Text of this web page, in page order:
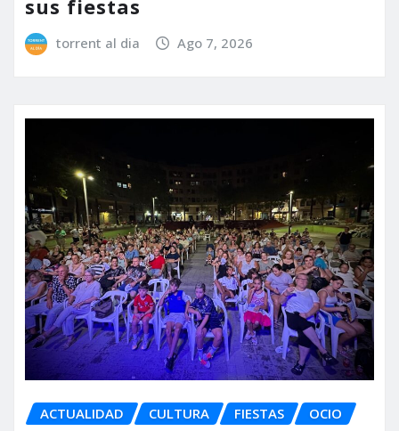
sus fiestas
torrent al dia Ago 7, 2026
ACTUALIDAD CULTURA FIESTAS OCIO